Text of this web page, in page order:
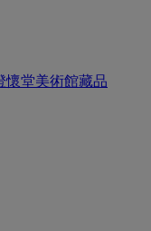
懷堂美術館藏品